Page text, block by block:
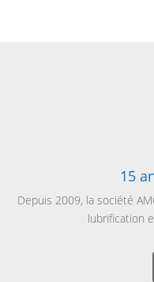
15
Depuis 2009, la société
lubrification